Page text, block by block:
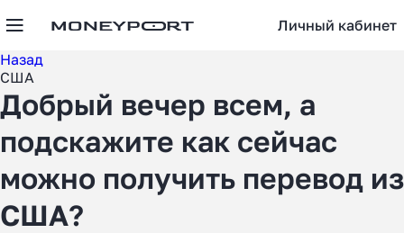
Личный кабинет
Назад
США
Добрый вечер всем, а
подскажите как сейчас
можно получить перевод из
США?